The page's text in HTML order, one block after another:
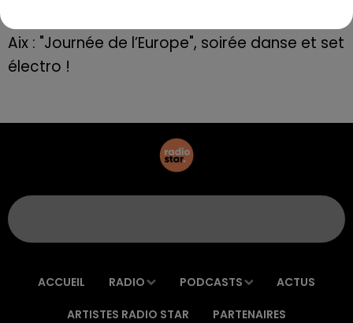
8 mai 2022
Aix : "Journée de l’Europe", soirée danse et set
électro !
ACCUEIL RADIO PODCASTS ACTUS
ARTISTES RADIO STAR PARTENAIRES